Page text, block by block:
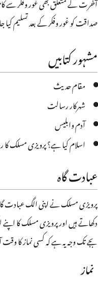
صداقت کو غور وفکر کے بعد تسلیم
مشہور کتابیں
مقام حدیث
شهرکار رسالت
آدم وابلیس
اسلام کیا ہے؟ پرویزی مسلک کا
عبادت گاہ
پرویزی مسلک نے اپنی الگ عبادت
دکھاتے ہیں اور پرویزی مسلک کا
بجے تک وجہ یہ ہے کہ کسی نماز کا
نماز